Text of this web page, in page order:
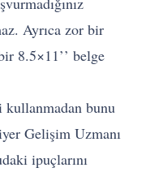
Ayrıca zor bir
8.5×11’’ belge
bunu
Gelişim Uzmanı
ipuçlarını